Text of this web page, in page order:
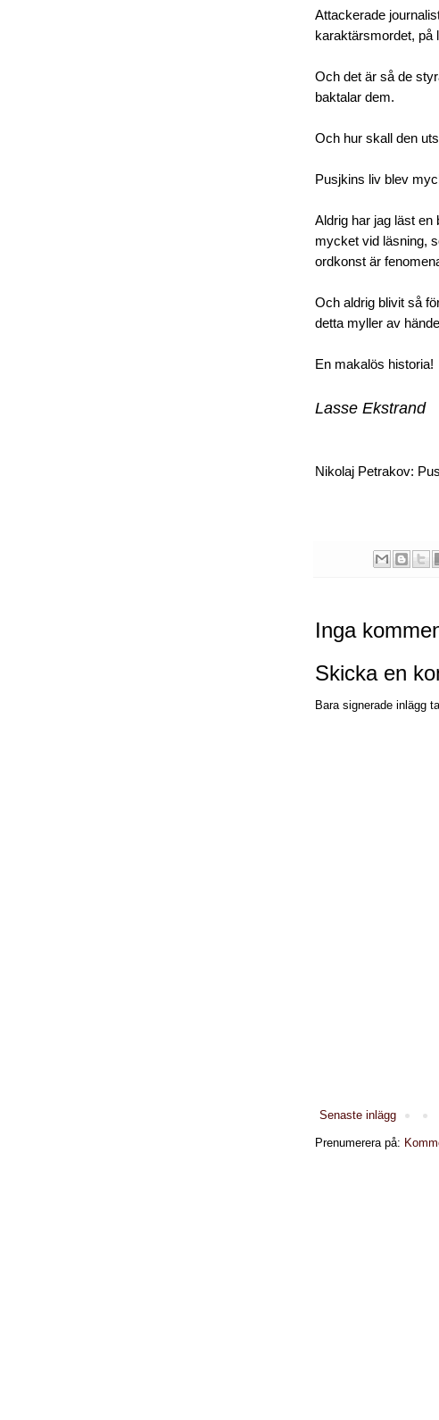
Attackerade
karaktärsmordet, på
Och det är så de
baktalar dem.
Och hur skall den
Pusjkins liv blev
Aldrig har jag läst
mycket vid läsning,
ordkonst är
Och aldrig blivit så
detta myller av
En makalös historia!
Lasse Ekstrand
Nikolaj Petrakov:
Inga
Skicka en
Bara signerade inlägg
Senaste inlägg
Prenumerera på: